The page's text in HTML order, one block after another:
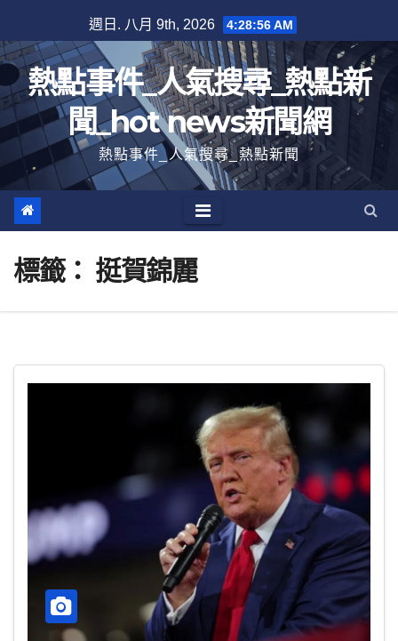
至
內
容
週日. 八月 9th, 2026 4:28:57 AM
熱點事件_人氣搜尋_熱點新
聞_hot news新聞網
熱點事件_人氣搜尋_熱點新聞
標籤： 挺賀錦麗